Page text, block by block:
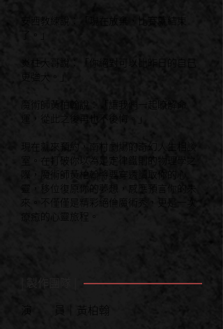
安西教練說：「現在放棄，比賽就結束
炎柱大哥說：「你絕對可以比昨日的自己
更強大。」
運，從此之後再也不後悔。」
現在就來預約，南村劇場的奇幻人生相談
室。在打破你以為是定律鐵則的物理學之
際，魔術師黃柏翰將要穿透讀取你的心
靈，移位復原你的夢想，感應預言你的未
來。不僅僅是精彩絕倫魔術秀，更是一次
演 員｜黃柏翰